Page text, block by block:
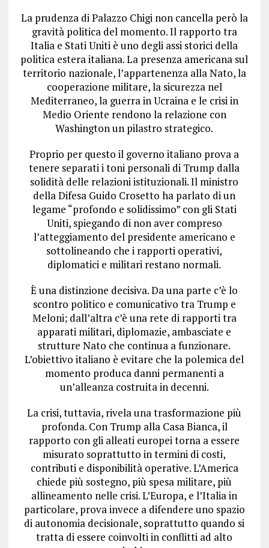
La prudenza di Palazzo Chigi non cancella però la
gravità politica del momento. Il rapporto tra
Italia e Stati Uniti è uno degli assi storici della
politica estera italiana. La presenza americana sul
territorio nazionale, l’appartenenza alla Nato, la
cooperazione militare, la sicurezza nel
Mediterraneo, la guerra in Ucraina e le crisi in
Medio Oriente rendono la relazione con
Washington un pilastro strategico.
Proprio per questo il governo italiano prova a
tenere separati i toni personali di Trump dalla
solidità delle relazioni istituzionali. Il ministro
della Difesa Guido Crosetto ha parlato di un
legame “profondo e solidissimo” con gli Stati
Uniti, spiegando di non aver compreso
l’atteggiamento del presidente americano e
sottolineando che i rapporti operativi,
diplomatici e militari restano normali.
È una distinzione decisiva. Da una parte c’è lo
scontro politico e comunicativo tra Trump e
Meloni; dall’altra c’è una rete di rapporti tra
apparati militari, diplomazie, ambasciate e
strutture Nato che continua a funzionare.
L’obiettivo italiano è evitare che la polemica del
momento produca danni permanenti a
un’alleanza costruita in decenni.
La crisi, tuttavia, rivela una trasformazione più
profonda. Con Trump alla Casa Bianca, il
rapporto con gli alleati europei torna a essere
misurato soprattutto in termini di costi,
contributi e disponibilità operative. L’America
chiede più sostegno, più spesa militare, più
allineamento nelle crisi. L’Europa, e l’Italia in
particolare, prova invece a difendere uno spazio
di autonomia decisionale, soprattutto quando si
tratta di essere coinvolti in conflitti ad alto